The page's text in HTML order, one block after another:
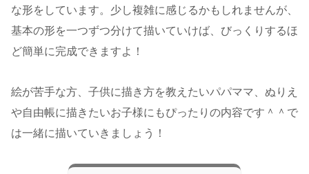
な形をしています。少し複雑に感じるかもしれませんが、
基本の形を一つずつ分けて描いていけば、びっくりするほ
ど簡単に完成できますよ！
絵が苦手な方、子供に描き方を教えたいパパママ、ぬりえ
や自由帳に描きたいお子様にもぴったりの内容です＾＾で
は一緒に描いていきましょう！